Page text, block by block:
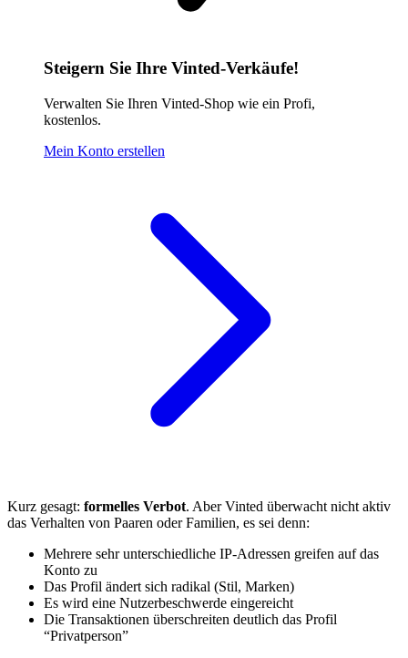
Steigern Sie Ihre Vinted-Verkäufe!
Verwalten Sie Ihren Vinted-Shop wie ein Profi,
kostenlos.
Mein Konto erstellen
Kurz gesagt: formelles Verbot. Aber Vinted überwacht nicht aktiv
das Verhalten von Paaren oder Familien, es sei denn:
Mehrere sehr unterschiedliche IP-Adressen greifen auf das
Konto zu
Das Profil ändert sich radikal (Stil, Marken)
Es wird eine Nutzerbeschwerde eingereicht
Die Transaktionen überschreiten deutlich das Profil
“Privatperson”